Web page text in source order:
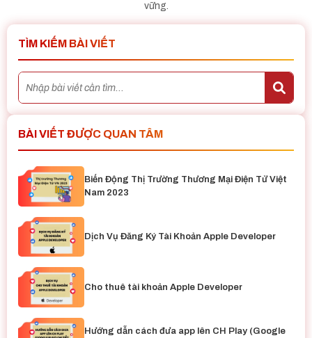
vững.
TÌM KIẾM BÀI VIẾT
BÀI VIẾT ĐƯỢC QUAN TÂM
Biến Động Thị Trường Thương Mại Điện Tử Việt
Nam 2023
Dịch Vụ Đăng Ký Tài Khoản Apple Developer
Cho thuê tài khoản Apple Developer
Hướng dẫn cách đưa app lên CH Play (Google